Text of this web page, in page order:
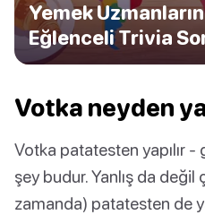
Yemek
Eğlenceli Trivia
Votka neyden
Votka patatesten yapılır
şey budur. Yanlış da değil
zamanda) patatesten de